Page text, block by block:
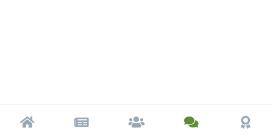
Trang chủ Tạp chí Cộng đồng Cố vấn Dấu ấn